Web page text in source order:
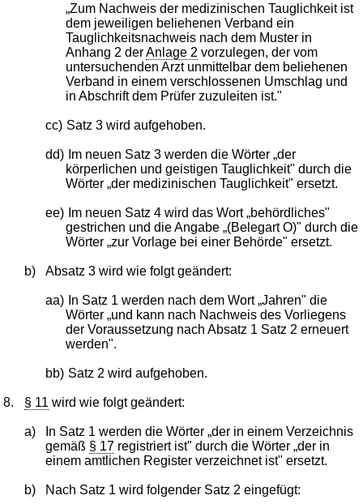
„Zum Nachweis der medizinischen Tauglichkeit ist
dem jeweiligen beliehenen Verband ein
Tauglichkeitsnachweis nach dem Muster in
Anhang 2 derAnlage 2 vorzulegen, der vom
untersuchenden Arzt unmittelbar dem beliehenen
Verband in einem verschlossenen Umschlag und
in Abschrift dem Prüfer zuzuleiten ist."
cc) Satz 3 wird aufgehoben.
dd)
Im neuen Satz 3 werden die Wörter „der
körperlichen und geistigen Tauglichkeit" durch die
Wörter „der medizinischen Tauglichkeit" ersetzt.
ee)
Im neuen Satz 4 wird das Wort „behördliches"
gestrichen und die Angabe „(Belegart O)" durch die
Wörter „zur Vorlage bei einer Behörde" ersetzt.
b) Absatz 3 wird wie folgt geändert:
aa)
In Satz 1 werden nach dem Wort „Jahren" die
Wörter „und kann nach Nachweis des Vorliegens
der Voraussetzung nach Absatz 1 Satz 2 erneuert
werden".
bb) Satz 2 wird aufgehoben.
8. § 11 wird wie folgt geändert:
a)
In Satz 1 werden die Wörter „der in einem Verzeichnis
gemäß § 17registriert ist" durch die Wörter „der in
einem amtlichen Register verzeichnet ist" ersetzt.
b) Nach Satz 1 wird folgender Satz 2 eingefügt: